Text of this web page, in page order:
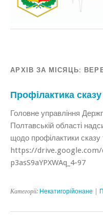
АРХІВ ЗА МІСЯЦЬ:
Профілактика
Головне управління
Полтавській області
щодо профілактики
https://drive.google.com/
p3asS9aYPXWAq_4-97
Категорії: Некатигорійонане